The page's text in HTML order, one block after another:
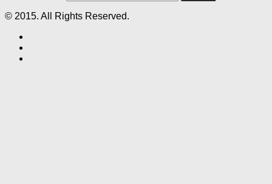
© 2015. All Rights Reserved.